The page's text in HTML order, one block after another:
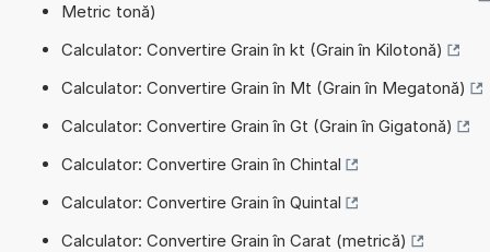
Metric tonă)
Calculator: Convertire Grain în kt (Grain în Kilotonă)
Calculator: Convertire Grain în Mt (Grain în Megatonă)
Calculator: Convertire Grain în Gt (Grain în Gigatonă)
Calculator: Convertire Grain în Chintal
Calculator: Convertire Grain în Quintal
Calculator: Convertire Grain în Carat (metrică)